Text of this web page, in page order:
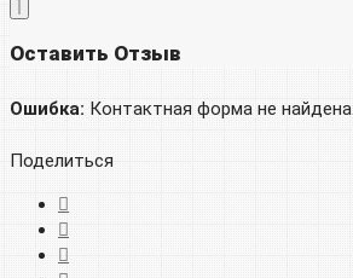
Оставить Отзыв
Ошибка: Контактная форма не найдена.
Поделиться